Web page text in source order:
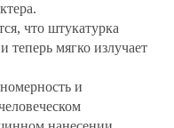
что штукатурка
теперь мягко излучает
и